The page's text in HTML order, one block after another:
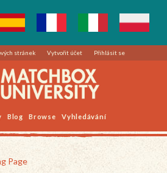
stránek Vytvořit účet Přihlásit se
Blog Browse Vyhledávání
Page